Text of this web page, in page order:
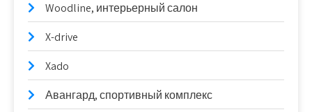
Woodline, интерьерный салон
X-drive
Xado
Авангард, спортивный комплекс